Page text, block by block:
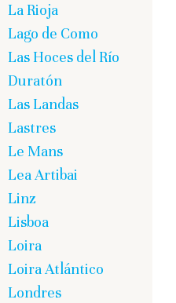
La Rioja
Lago de Como
Las Hoces del Río
Duratón
Las Landas
Lastres
Le Mans
Lea Artibai
Linz
Lisboa
Loira
Loira Atlántico
Londres